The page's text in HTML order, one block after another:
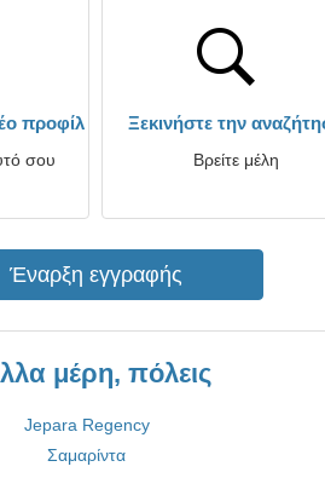
προφίλ
σου
Ξεκινήστε την
Βρείτε μέλη
Έναρξη εγγραφής
μέρη, πόλεις
Jepara Regency
Σαμαρίντα